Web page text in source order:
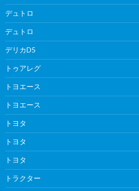
デュトロ
デュトロ
デリカD5
トゥアレグ
トヨエース
トヨエース
トヨタ
トヨタ
トヨタ
トラクター